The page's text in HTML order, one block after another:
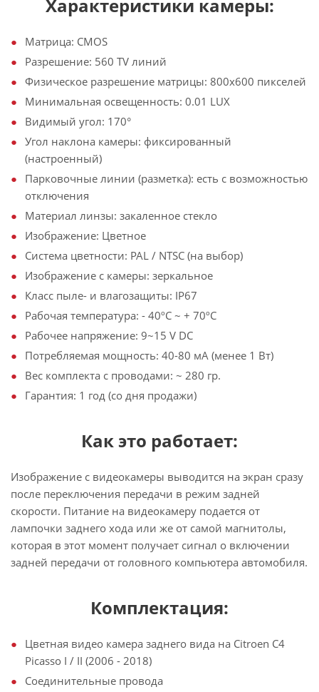
Характеристики камеры:
Матрица: CMOS
Разрешение: 560 TV линий
Физическое разрешение матрицы: 800х600 пикселей
Минимальная освещенность: 0.01 LUX
Видимый угол: 170°
Угол наклона камеры: фиксированный
(настроенный)
Парковочные линии (разметка): есть с возможностью
отключения
Материал линзы: закаленное стекло
Изображение: Цветное
Система цветности: PAL / NTSC (на выбор)
Изображение с камеры: зеркальное
Класс пыле- и влагозащиты: IP67
Рабочая температура: - 40ºС ~ + 70ºС
Рабочее напряжение: 9~15 V DC
Потребляемая мощность: 40-80 мА (менее 1 Вт)
Вес комплекта с проводами: ~ 280 гр.
Гарантия: 1 год (со дня продажи)
Как это работает:
Изображение с видеокамеры выводится на экран сразу
после переключения передачи в режим задней
скорости. Питание на видеокамеру подается от
лампочки заднего хода или же от самой магнитолы,
которая в этот момент получает сигнал о включении
задней передачи от головного компьютера автомобиля.
Комплектация:
Цветная видео камера заднего вида на Citroen C4
Picasso I / II (2006 - 2018)
Соединительные провода